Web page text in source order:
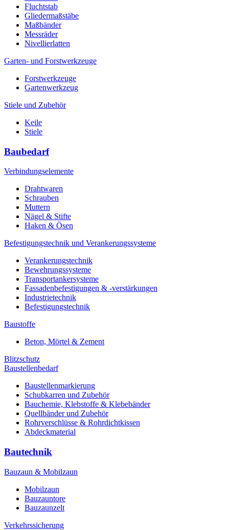
Fluchtstab
Gliedermaßstäbe
Maßbänder
Messräder
Nivellierlatten
Garten- und Forstwerkzeuge
Forstwerkzeuge
Gartenwerkzeug
Stiele und Zubehör
Keile
Stiele
Baubedarf
Verbindungselemente
Drahtwaren
Schrauben
Muttern
Nägel & Stifte
Haken & Ösen
Befestigungstechnik und Verankerungssysteme
Verankerungstechnik
Bewehrungssysteme
Transportankersysteme
Fassadenbefestigungen & -verstärkungen
Industrietechnik
Befestigungstechnik
Baustoffe
Beton, Mörtel & Zement
Blitzschutz
Baustellenbedarf
Baustellenmarkierung
Schubkarren und Zubehör
Bauchemie, Klebstoffe & Klebebänder
Quellbänder und Zubehör
Rohrverschlüsse & Rohrdichtkissen
Abdeckmaterial
Bautechnik
Bauzaun & Mobilzaun
Mobilzaun
Bauzauntore
Bauzaunzelt
Verkehrssicherung